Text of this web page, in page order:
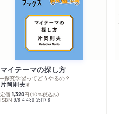
マイテーマの探し方
─探究学習ってどうやるの？
片岡則夫著
定価:1,320円 （10％税込み）
ISBN:978-4-480-25117-6